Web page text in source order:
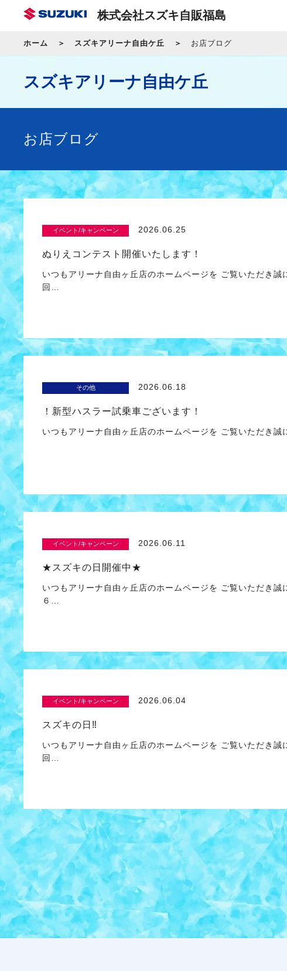
株式会社スズキ自販福島
ホーム スズキアリーナ自由ケ丘 お店ブログ
スズキアリーナ自由ケ丘
お店ブログ
イベント/キャンペーン 2026.06.25
ぬりえコンテスト開催いたします！
いつもアリーナ自由ヶ丘店のホームページを ご覧いただき
回…
その他 2026.06.18
！新型ハスラー試乗車ございます！
いつもアリーナ自由ヶ丘店のホームページを ご覧いただき
イベント/キャンペーン 2026.06.11
★スズキの日開催中★
いつもアリーナ自由ヶ丘店のホームページを ご覧いただき
６…
イベント/キャンペーン 2026.06.04
スズキの日‼
いつもアリーナ自由ヶ丘店のホームページを ご覧いただき
回…